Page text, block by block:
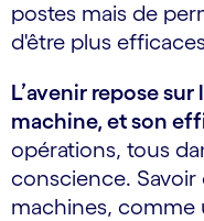
postes mais de
d'être plus
L’avenir repose
machine, et son
opérations, tous
conscience. Savoir
machines, comme